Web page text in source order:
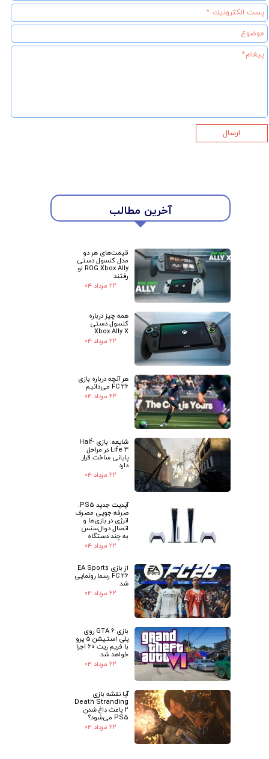
★
آخرین مطالب
قیمت‌های هر دو
مدل کنسول دستی
ROG Xbox Ally لو
رفتند
۲۲ مرداد ۰۴
همه چیز درباره
کنسول دستی
Xbox Ally X
۲۲ مرداد ۰۴
هر آنچه درباره بازی
FC 26 می‌دانیم
۲۲ مرداد ۰۴
شایعه: بازی Half-
Life 3 در مراحل
پایانی ساخت قرار
دارد
۲۲ مرداد ۰۴
آپدیت جدید PS5:
صرفه جویی مصرف
انرژی در بازی‌ها و
اتصال دوال‌سنس
به چند دستگاه
۲۲ مرداد ۰۴
از بازی EA Sports
FC 26 رسما رونمایی
شد
۲۲ مرداد ۰۴
بازی GTA 6 روی
پلی استیشن 5 پرو
با فریم ریت 60 اجرا
خواهد شد
۲۲ مرداد ۰۴
آیا نقشه بازی
Death Stranding
2 باعث داغ شدن
PS5 می‌شود؟
۲۲ مرداد ۰۴
ارسال